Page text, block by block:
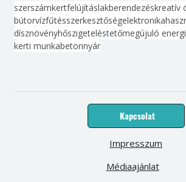
szerszámkertfelújításlakberendezéskreatív
bútorvízfűtésszerkesztőségelektronika
dísznövényhőszigeteléstetőmegújuló
kerti munkabetonnyár
Kapcsolat
Médiaajánlat
Impresszum